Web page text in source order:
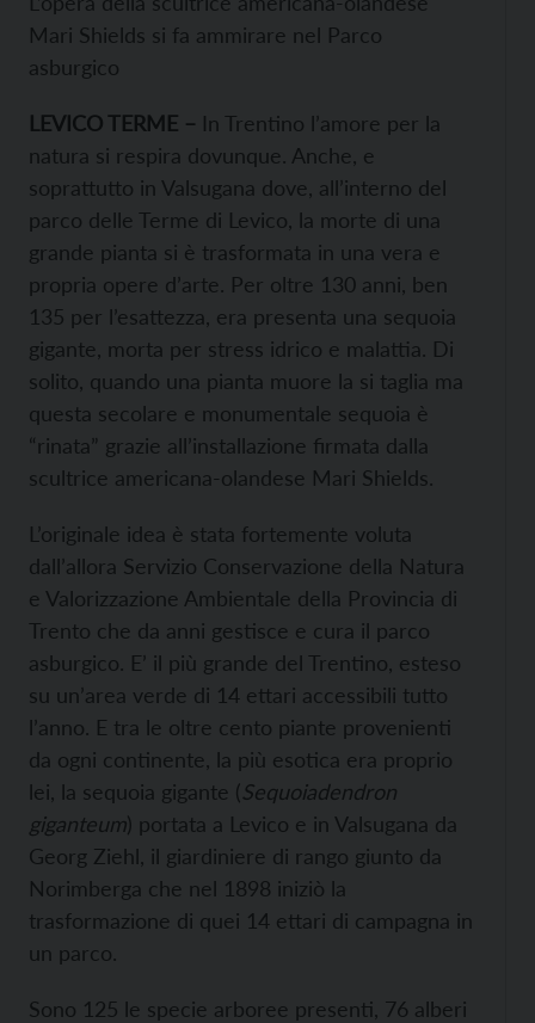
Mari Shields si fa ammirare nel Parco
asburgico
LEVICO TERME – In Trentino l’amore per la
natura si respira dovunque. Anche, e
soprattutto in Valsugana dove, all’interno del
parco delle Terme di Levico, la morte di una
grande pianta si è trasformata in una vera e
propria opere d’arte. Per oltre 130 anni, ben
135 per l’esattezza, era presenta una sequoia
gigante, morta per stress idrico e malattia. Di
solito, quando una pianta muore la si taglia ma
questa secolare e monumentale sequoia è
“rinata” grazie all’installazione firmata dalla
scultrice americana-olandese Mari Shields.
L’originale idea è stata fortemente voluta
dall’allora Servizio Conservazione della Natura
e Valorizzazione Ambientale della Provincia di
Trento che da anni gestisce e cura il parco
asburgico. E’ il più grande del Trentino, esteso
su un’area verde di 14 ettari accessibili tutto
l’anno. E tra le oltre cento piante provenienti
da ogni continente, la più esotica era proprio
lei, la sequoia gigante (Sequoiadendron
giganteum) portata a Levico e in Valsugana da
Georg Ziehl, il giardiniere di rango giunto da
Norimberga che nel 1898 iniziò la
trasformazione di quei 14 ettari di campagna in
un parco.
Sono 125 le specie arboree presenti, 76 alberi